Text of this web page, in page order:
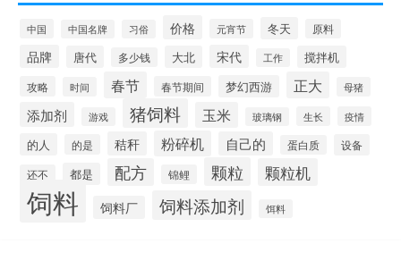
中国 中国名牌 习俗 价格 元宵节 冬天 原料
品牌 唐代 多少钱 大北 宋代 工作 搅拌机
攻略 时间 春节 春节期间 梦幻西游 正大 母猪
添加剂 游戏 猪饲料 玉米 玻璃钢 生长 疫情
的人 的是 秸秆 粉碎机 自己的 蛋白质 设备
还不 都是 配方 锦鲤 颗粒 颗粒机
饲料 饲料厂 饲料添加剂 饵料